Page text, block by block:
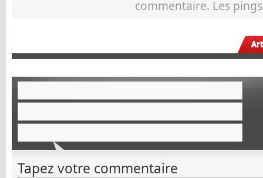
commentaire. Les
Tapez votre commentaire